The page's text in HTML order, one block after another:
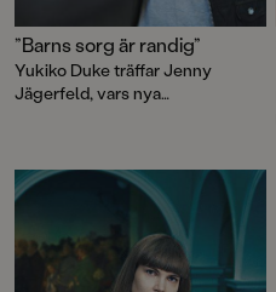
”Barns sorg är randig”
Yukiko Duke träffar Jenny
Jägerfeld, vars nya